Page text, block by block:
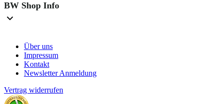
BW Shop Info
Über uns
Impressum
Kontakt
Newsletter Anmeldung
Vertrag widerrufen